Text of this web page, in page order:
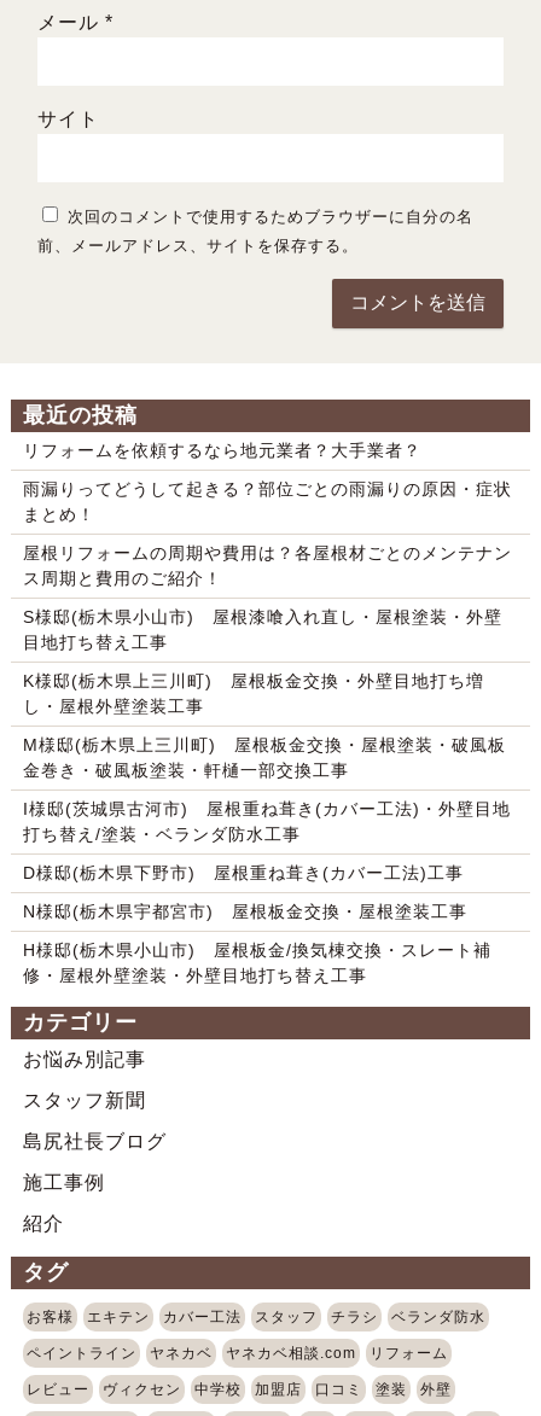
メール*
サイト
次回のコメントで使用するためブラウザーに自分の名
前、メールアドレス、サイトを保存する。
最近の投稿
リフォームを依頼するなら地元業者？大手業者？
雨漏りってどうして起きる？部位ごとの雨漏りの原因・症状
まとめ！
屋根リフォームの周期や費用は？各屋根材ごとのメンテナン
ス周期と費用のご紹介！
S様邸(栃木県小山市) 屋根漆喰入れ直し・屋根塗装・外壁
目地打ち替え工事
K様邸(栃木県上三川町) 屋根板金交換・外壁目地打ち増
し・屋根外壁塗装工事
M様邸(栃木県上三川町) 屋根板金交換・屋根塗装・破風板
金巻き・破風板塗装・軒樋一部交換工事
I様邸(茨城県古河市) 屋根重ね葺き(カバー工法)・外壁目地
打ち替え/塗装・ベランダ防水工事
D様邸(栃木県下野市) 屋根重ね葺き(カバー工法)工事
N様邸(栃木県宇都宮市) 屋根板金交換・屋根塗装工事
H様邸(栃木県小山市) 屋根板金/換気棟交換・スレート補
修・屋根外壁塗装・外壁目地打ち替え工事
カテゴリー
お悩み別記事
スタッフ新聞
島尻社長ブログ
施工事例
紹介
タグ
お客様 エキテン カバー工法 スタッフ チラシ ベランダ防水
ペイントライン ヤネカベ ヤネカベ相談.com リフォーム
レビュー ヴィクセン 中学校 加盟店 口コミ 塗装 外壁